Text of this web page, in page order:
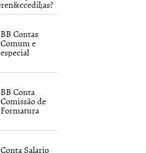
BB Contas
Comum e
especial
BB Conta
Comissão de
Formatura
Conta Salario